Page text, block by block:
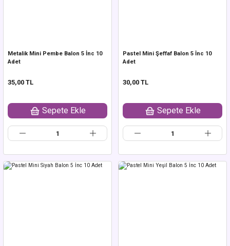
Metalik Mini Pembe Balon 5 İnc 10
Adet
35,00 TL
Sepete Ekle
Pastel Mini Şeffaf Balon 5 İnc 10
Adet
30,00 TL
Sepete Ekle